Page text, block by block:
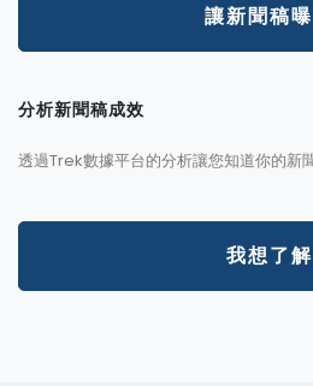
讓新聞稿
分析新聞稿成效
透過Trek數據平台的分析讓您知道你的新
我想了解